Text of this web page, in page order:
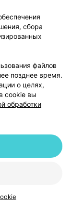
маркетинг
Партнеры
Беларусь,
сбора
файлов
позднее время.
о целях,
cookie вы
обработки